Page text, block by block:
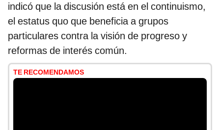
indicó que la discusión está en el continuismo,
el estatus quo que beneficia a grupos
particulares contra la visión de progreso y
reformas de interés común.
TE RECOMENDAMOS